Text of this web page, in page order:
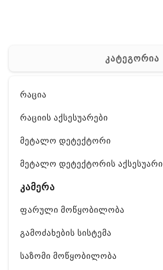
კატეგორია
რაცია
რაციის აქსესუარები
მეტალო დეტექტორი
მეტალო დეტექტორის აქსესუარი
კამერა
ფარული მოწყობილობა
გამოძახების სისტემა
საზომი მოწყობილობა